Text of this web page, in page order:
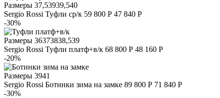
Размеры 37,53939,540
Sergio Rossi Туфли ср/к 59 800 Р 47 840 Р
-30%
Размеры 36373838,539
Sergio Rossi Туфли платф+в/к 68 800 Р 48 160 Р
-20%
Размеры 3941
Sergio Rossi Ботинки зима на замке 89 800 Р 71 840 Р
-30%